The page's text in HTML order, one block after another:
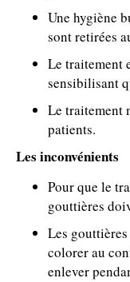
Une hygiène
sont retirées
Le traitement
sensibilisant
Le traitement
patients.
Les inconvénients
Pour que le
gouttières
Les
colorer au
enlever